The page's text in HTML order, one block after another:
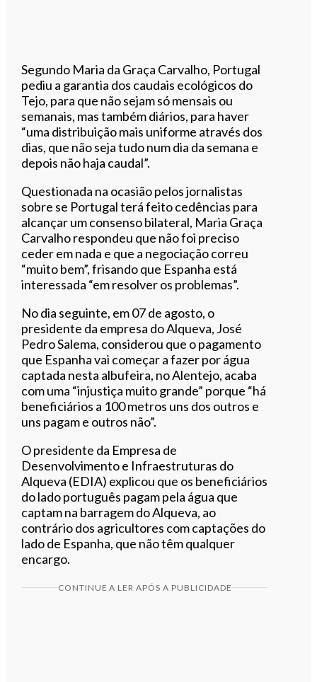
Segundo Maria da Graça Carvalho, Portugal
pediu a garantia dos caudais ecológicos do
Tejo, para que não sejam só mensais ou
semanais, mas também diários, para haver
“uma distribuição mais uniforme através dos
dias, que não seja tudo num dia da semana e
depois não haja caudal”.
Questionada na ocasião pelos jornalistas
sobre se Portugal terá feito cedências para
alcançar um consenso bilateral, Maria Graça
Carvalho respondeu que não foi preciso
ceder em nada e que a negociação correu
“muito bem”, frisando que Espanha está
interessada “em resolver os problemas”.
No dia seguinte, em 07 de agosto, o
presidente da empresa do Alqueva, José
Pedro Salema, considerou que o pagamento
que Espanha vai começar a fazer por água
captada nesta albufeira, no Alentejo, acaba
com uma “injustiça muito grande” porque “há
beneficiários a 100 metros uns dos outros e
uns pagam e outros não”.
O presidente da Empresa de
Desenvolvimento e Infraestruturas do
Alqueva (EDIA) explicou que os beneficiários
do lado português pagam pela água que
captam na barragem do Alqueva, ao
contrário dos agricultores com captações do
lado de Espanha, que não têm qualquer
encargo.
CONTINUE A LER APÓS A PUBLICIDADE